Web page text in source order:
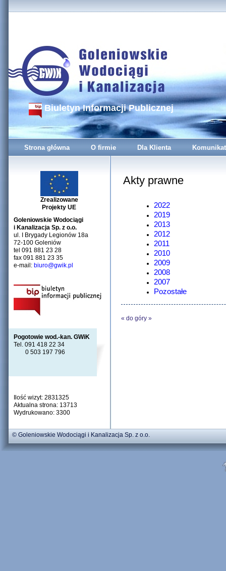
Biuletyn Informacji Publicznej
Strona główna O firmie Dla Klienta
Zrealizowane
Projekty UE
Goleniowskie Wodociągi
i Kanalizacja Sp. z o.o.
ul. I Brygady Legionów 18a
72-100 Goleniów
tel 091 881 23 28
fax 091 881 23 35
e-mail: biuro@gwik.pl
Pogotowie wod.-kan. GWiK
Tel. 091 418 22 34
0 503 197 796
Ilość wizyt: 2831325
Aktualna strona: 13713
Wydrukowano: 3300
Akty prawne
2022
2019
2013
2012
2011
2010
2009
2008
2007
Pozostałe
« do góry »
© Goleniowskie Wodociągi i Kanalizacja Sp. z o.o.